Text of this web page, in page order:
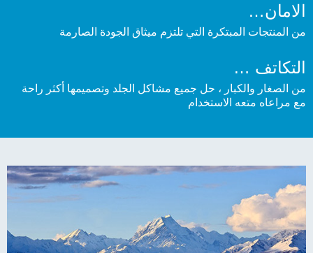
الامان
من المنتجات المبتكرة التي تلتزم ميثاق الجودة الصارمة
التكاتف
من الصغار والكبار ، حل جميع مشاكل الجلد وتصميمها أكثر راحة
مع مراعاه متعه الاستخدام